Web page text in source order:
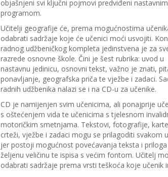
objašnjeni svi ključni pojmovi predviđeni nastavnim
programom.
Učitelji geografije će, prema mogućnostima
odabrati sadržaje koje će učenici moći usvojiti.
radnog udžbeničkog kompleta jedinstvena je za
razrede osnovne škole. Čini je šest rubrika: uvod u
nastavnu jedinicu, osnovni tekst, važno je znati,
ponavljanje, geografska priča te vježbe i zadaci.
radnih udžbenika nalazi se i na CD-u za učenike.
CD je namijenjen svim učenicima, ali ponajprije
s oštećenjem vida te učenicima s tjelesnom
motoričkim smetnjama. Tekstovi, fotografije,
crteži, vježbe i zadaci mogu se prilagoditi svakom
jer postoji mogućnost povećavanja teksta i priloga
željenu veličinu te ispisa s većim fontom. Učitelj
odabrati sadržaje prema vrsti teškoća koje učenik